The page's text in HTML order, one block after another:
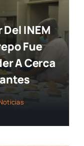
INEM
Fue
A Cerca